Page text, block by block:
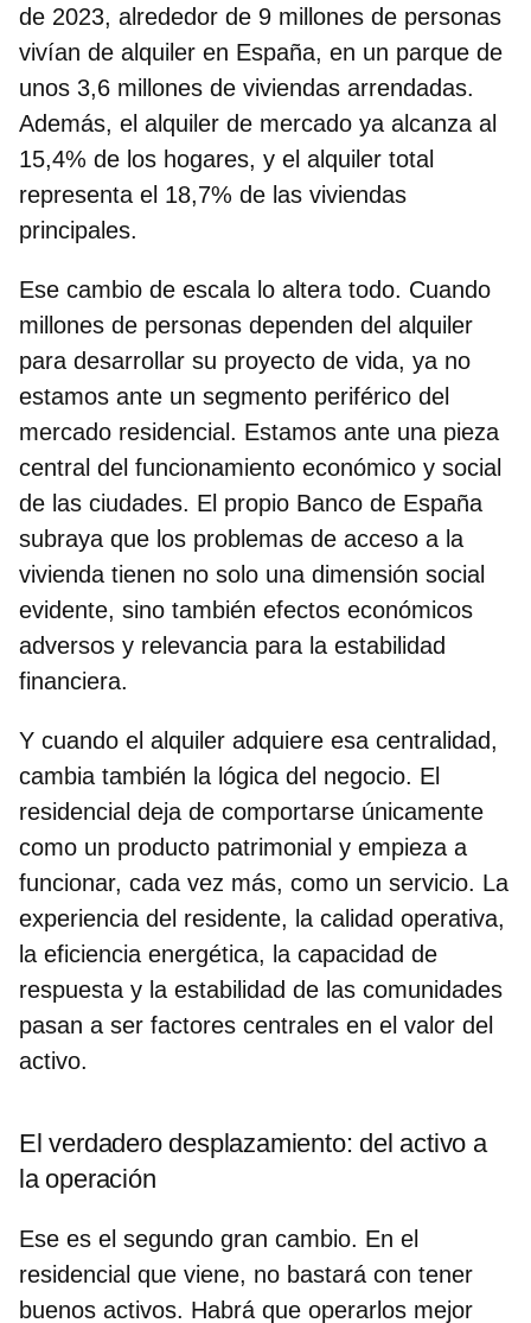
de 2023, alrededor de 9 millones de personas
vivían de alquiler en España, en un parque de
unos 3,6 millones de viviendas arrendadas.
Además, el alquiler de mercado ya alcanza al
15,4% de los hogares, y el alquiler total
representa el 18,7% de las viviendas
principales.
Ese cambio de escala lo altera todo. Cuando
millones de personas dependen del alquiler
para desarrollar su proyecto de vida, ya no
estamos ante un segmento periférico del
mercado residencial. Estamos ante una pieza
central del funcionamiento económico y social
de las ciudades. El propio Banco de España
subraya que los problemas de acceso a la
vivienda tienen no solo una dimensión social
evidente, sino también efectos económicos
adversos y relevancia para la estabilidad
financiera.
Y cuando el alquiler adquiere esa centralidad,
cambia también la lógica del negocio. El
residencial deja de comportarse únicamente
como un producto patrimonial y empieza a
funcionar, cada vez más, como un servicio. La
experiencia del residente, la calidad operativa,
la eficiencia energética, la capacidad de
respuesta y la estabilidad de las comunidades
pasan a ser factores centrales en el valor del
activo.
El verdadero desplazamiento: del activo a
la operación
Ese es el segundo gran cambio. En el
residencial que viene, no bastará con tener
buenos activos. Habrá que operarlos mejor